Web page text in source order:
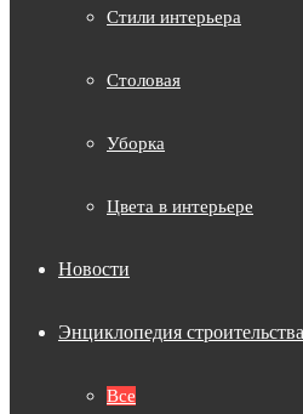
Стили интерьера
Столовая
Уборка
Цвета в интерьере
Новости
Энциклопедия строительства
Все